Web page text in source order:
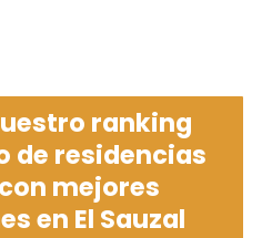
ranking
de residencias
mejores
en El Sauzal